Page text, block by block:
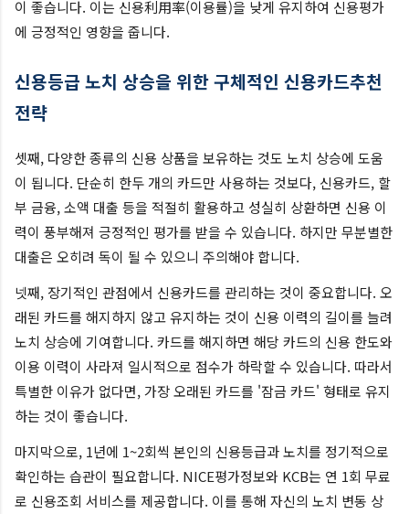
이 좋습니다. 이는 신용利用率(이용률)을 낮게 유지하여 신용평가
에 긍정적인 영향을 줍니다.
신용등급 노치 상승을 위한 구체적인 신용카드추천
전략
셋째, 다양한 종류의 신용 상품을 보유하는 것도 노치 상승에 도움
이 됩니다. 단순히 한두 개의 카드만 사용하는 것보다, 신용카드, 할
부 금융, 소액 대출 등을 적절히 활용하고 성실히 상환하면 신용 이
력이 풍부해져 긍정적인 평가를 받을 수 있습니다. 하지만 무분별한
대출은 오히려 독이 될 수 있으니 주의해야 합니다.
넷째, 장기적인 관점에서 신용카드를 관리하는 것이 중요합니다. 오
래된 카드를 해지하지 않고 유지하는 것이 신용 이력의 길이를 늘려
노치 상승에 기여합니다. 카드를 해지하면 해당 카드의 신용 한도와
이용 이력이 사라져 일시적으로 점수가 하락할 수 있습니다. 따라서
특별한 이유가 없다면, 가장 오래된 카드를 '잠금 카드' 형태로 유지
하는 것이 좋습니다.
마지막으로, 1년에 1~2회씩 본인의 신용등급과 노치를 정기적으로
확인하는 습관이 필요합니다. NICE평가정보와 KCB는 연 1회 무료
로 신용조회 서비스를 제공합니다. 이를 통해 자신의 노치 변동 상